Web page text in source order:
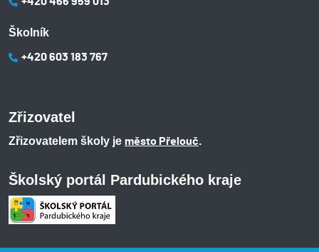
Školník
+420 603 183 767
Zřizovatel
Zřizovatelem školy je město Přelouč.
Školský portál Pardubického kraje